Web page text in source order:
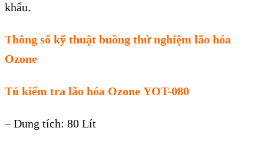
khẩu.
Thông số kỹ thuật buồng thử nghiệm lão hóa
Ozone
Tủ kiểm tra lão hóa Ozone YOT-080
– Dung tích: 80 Lít